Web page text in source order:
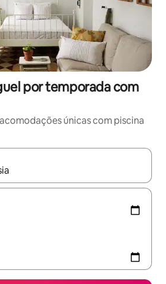
por temporada com
únicas com piscina
estiverem disponíveis, explore-os